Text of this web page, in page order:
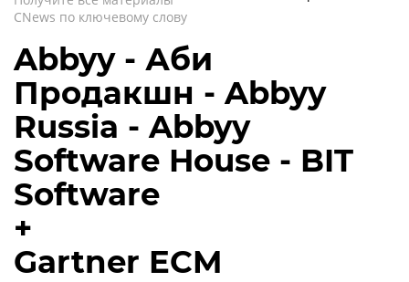
CNews по ключевому слову
Abbyy - Аби
Продакшн - Abbyy
Russia - Abbyy
Software House - BIT
Software
+
Gartner ECM